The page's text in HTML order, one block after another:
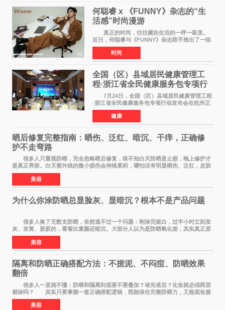
何聪睿 x 《FUNNY》杂志的“生
活感”时尚漫游
真正的时尚，往往藏在生活的一呼一吸里。
近日，何聪睿与《FUNNY》杂志联手推出了一组
质感大片，不刻意摆弄姿势，而是将镜头对准了
那些看似寻常却充满戏剧张力的生活瞬间，让高
级感在松弛的氛围
时尚
全国（区）县域居民健康管理工
程·浙江省全民健康服务包专项行
动发布会在杭启幕
7月24日，全国（区）县域居民健康管理工程
·浙江省全民健康服务包专项行动发布会在杭州正
式启幕。来自全国各地的医疗领域权威专家、知
名机构负责人及项目合作伙伴齐聚西子湖畔，共
同见证浙江全
健康
晒后修复完整指南：晒伤、泛红、暗沉、干痒，正确修
护不走弯路
很多人只重视防晒，完全忽略晒后修复，殊不知白天防晒是止损，晚上修护才
是真正养肤。白天紫外线的微小损伤会持续累积，哪怕没有明显晒伤、泛红，皮肤
也会处于轻微炎症、缺水、疲劳状态。如果
美容
为什么你涂防晒总显脸灰、显暗沉？根本不是产品问题
很多人换了无数支防晒，依然逃不过一个问题：刚涂完挺白，过半小时立刻发
灰、发黄、脏脏的，看着比素颜还暗沉。大部分人以为是防晒氧化差，其实真正原
因，90%的人都搞错了。 首先纠正一个误
美容
隔离和防晒正确搭配方法：不搓泥、不闷痘、防晒效果
翻倍
很多人一直搞不懂：防晒和隔离到底要不要叠加？谁先谁后？化妆就必须两层
都涂吗？ 其实只要掌握一套正确搭配逻辑，既能保住完整防晒力，又能底妆服
帖不搓泥、不闷痘，新手也能一次学会。
美容